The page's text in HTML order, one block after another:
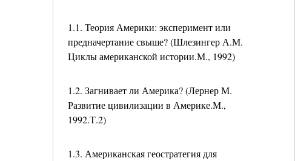
1.1. Теория Америки: эксперимент или
предначертание свыше? (Шлезингер А.М.
Циклы американской истории.М., 1992)
1.2. Загнивает ли Америка? (Лернер М.
Развитие цивилизации в Америке.М.,
1992.Т.2)
1.3. Американская геостратегия для